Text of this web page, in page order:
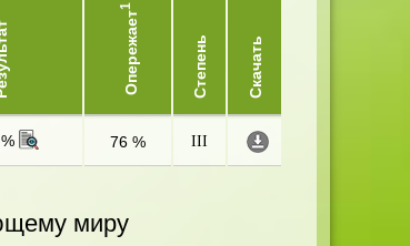
Результат Опережает
1
Степень Скачать
% 76 % III
миру